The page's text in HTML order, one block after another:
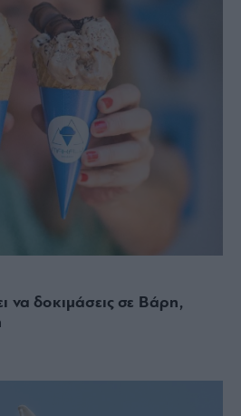
να δοκιμάσεις σε Βάρη,